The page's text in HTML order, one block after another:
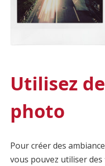
Utilisez
photo
Pour créer des
vous pouvez utiliser